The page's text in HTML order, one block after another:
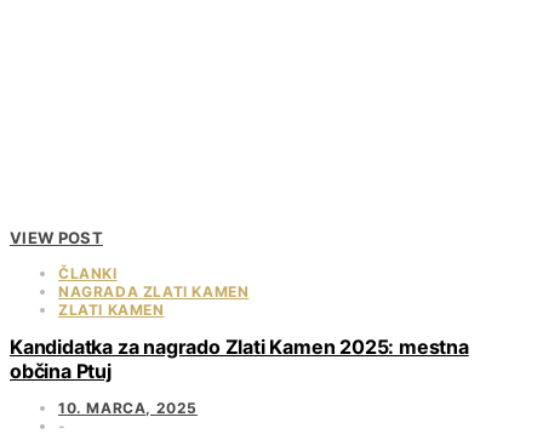
VIEW POST
ČLANKI
NAGRADA ZLATI KAMEN
ZLATI KAMEN
Kandidatka za nagrado Zlati Kamen 2025: mestna
občina Ptuj
10. MARCA, 2025